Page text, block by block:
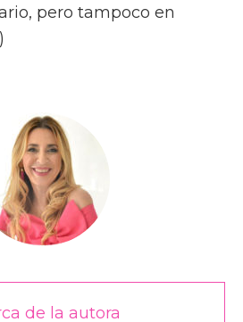
pero tampoco en
de la autora